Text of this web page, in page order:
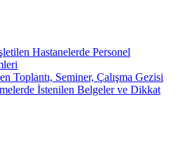
Hastanelerde Personel
Toplantı, Seminer, Çalışma Gezisi
İstenilen Belgeler ve Dikkat